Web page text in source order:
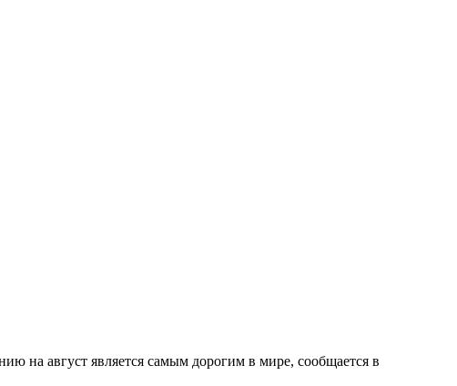
на август является самым дорогим в мире, сообщается в